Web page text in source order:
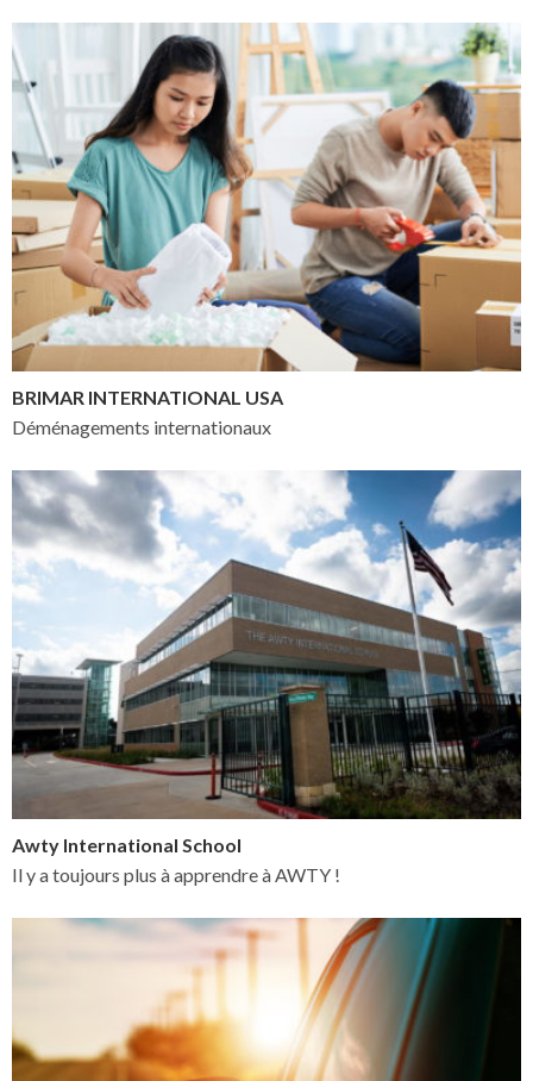
BRIMAR INTERNATIONAL USA
Déménagements internationaux
Awty International School
Il y a toujours plus à apprendre à AWTY !